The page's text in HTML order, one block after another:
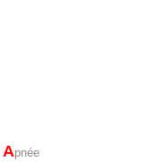
Apnée